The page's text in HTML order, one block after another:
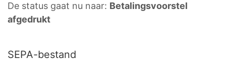
De status gaat nu naar: Betalingsvoorstel
afgedrukt
SEPA-bestand